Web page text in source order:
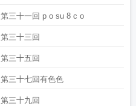
第三十一回 p o su 8 c o
第三十三回
第三十五回
第三十七回有色色
第三十九回